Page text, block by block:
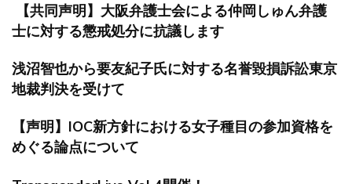
【共同声明】大阪弁護士会による仲岡しゅん弁護
士に対する懲戒処分に抗議します
浅沼智也から要友紀子氏に対する名誉毀損訴訟東京
地裁判決を受けて
【声明】IOC新方針における女子種目の参加資格を
めぐる論点について